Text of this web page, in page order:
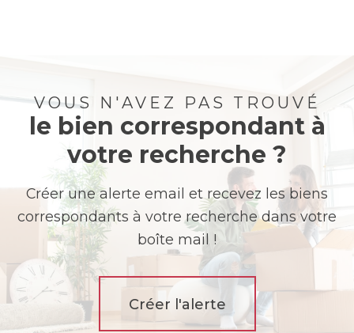
VOUS N'AVEZ PAS TROUVÉ
le bien correspondant à
votre recherche ?
Créer une alerte email et recevez les biens
correspondants à votre recherche dans votre
boîte mail !
Créer l'alerte